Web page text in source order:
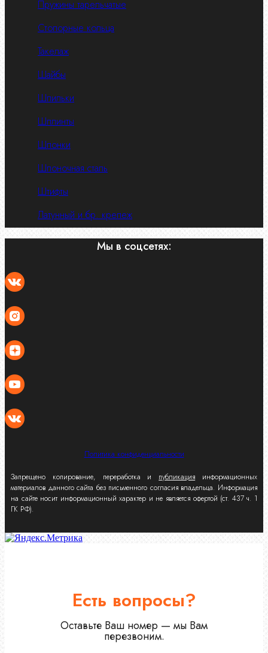
Пружины тарельчатые
Стопорные кольца
Такелаж
Шайбы
Шпильки
Шплинты
Шпонки
Шпоночная сталь
Штифты
Латунный и бр. крепеж
Мы в соцсетях:
Политика конфиденциальности
Запрещено копирование, переработка и публикация информационных
материалов данного сайта без письменного согласия владельца. Информация
на сайте носит информационный характер и не является офертой (ст. 437 ч. 1
ГК РФ).
Есть вопросы?
Оставьте Ваш номер — мы Вам
перезвоним.